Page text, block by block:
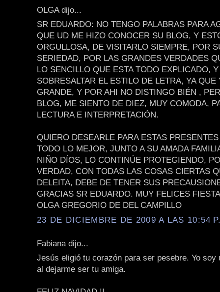
OLGA dijo...
SR EDUARDO: NO TENGO PALABRAS PARA
QUE UD ME HIZO CONOCER SU BLOG, Y
ORGULLOSA, DE VISITARLO SIEMPRE, POR
SERIEDAD, POR LAS GRANDES VERDADES
LO SENCILLO QUE ESTA TODO EXPLICADO,
SOBRESALTAR EL ESTILO DE LETRA, YA QUE
GRANDE, Y POR AHI NO DISTINGO BIÉN ,
BLOG, ME SIENTO DE DIEZ, MUY COMODA,
LECTURA E INTERPRETACIÓN.
QUIERO DESEARLE PARA ESTAS
TODO LO MEJOR, JUNTO A SU AMADA
NIÑO DÍOS, LO CONTINÚE PROTEGIENDO,
VERDAD, CON TODAS LAS COSAS CIERTAS
DELEITA, DEBE DE TENER SUS
GRACIAS SR EDUARDO. MUY FELICES
OLGA GREGORIO DE DEL CAMPILLO
23 DE DICIEMBRE DE 2009 A LAS 10:54
Fabiana dijo...
Jesús eligió tu corazón para ser pesebre. Yo soy
al dejarme ser tu amiga.